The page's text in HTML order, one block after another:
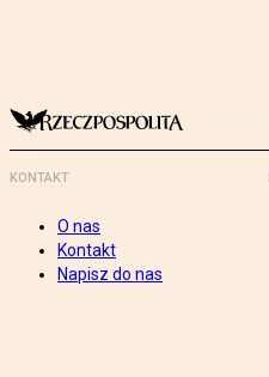
KONTAKT
O nas
Kontakt
Napisz do nas